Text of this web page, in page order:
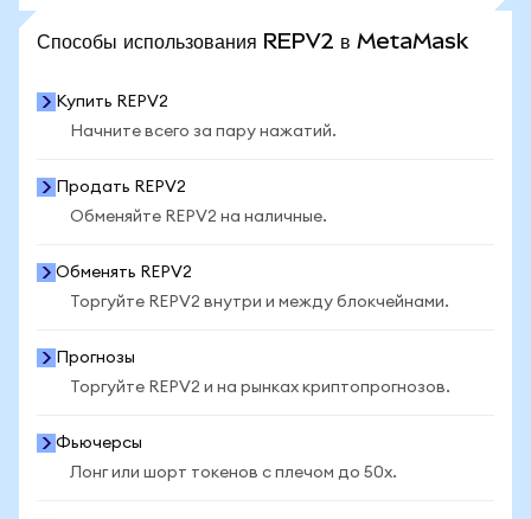
Способы использования REPV2 в MetaMask
Купить REPV2
Начните всего за пару нажатий.
Продать REPV2
Обменяйте REPV2 на наличные.
Обменять REPV2
Торгуйте REPV2 внутри и между блокчейнами.
Прогнозы
Торгуйте REPV2 и на рынках криптопрогнозов.
Фьючерсы
Лонг или шорт токенов с плечом до 50x.